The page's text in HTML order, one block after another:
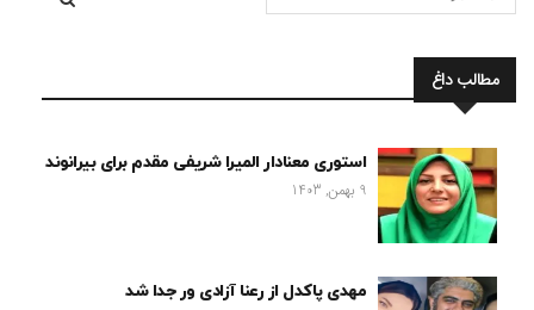
مطالب داغ
استوری معنادار المیرا شریفی مقدم برای بیرانوند
9 بهمن, 1403
مهدی پاکدل از رعنا آزادی ور جدا شد